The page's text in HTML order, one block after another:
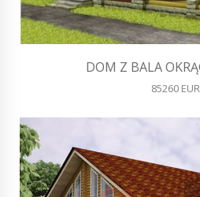
DOM Z BALA
85260